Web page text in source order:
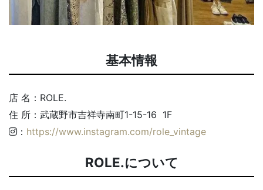
基本情報
店 名：ROLE.
住 所：武蔵野市吉祥寺南町1-15-16 1F
： https://www.instagram.com/role_vintage
ROLE.について